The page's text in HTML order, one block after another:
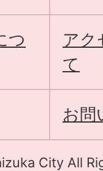
つ
アク
て
お問
City All